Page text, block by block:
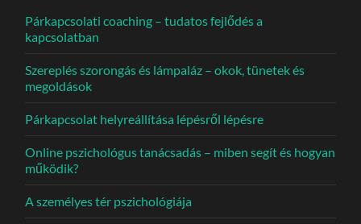
Párkapcsolati coaching – tudatos fejlődés a
kapcsolatban
Szereplés szorongás és lámpaláz – okok, tünetek és
megoldások
Párkapcsolat helyreállítása lépésről lépésre
Online pszichológus tanácsadás – miben segít és hogyan
működik?
A személyes tér pszichológiája